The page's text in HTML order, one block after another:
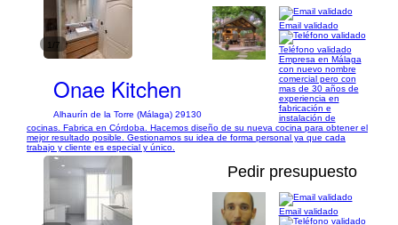
1/7
Onae Kitchen
Alhaurín de la Torre (Málaga) 29130
Email validado
Teléfono validado
Empresa en Málaga
con nuevo nombre
comercial pero con
mas de 30 años de
experiencia en
fabricación e
instalación de
cocinas. Fabrica en Córdoba. Hacemos diseño de su nueva cocina para obtener el
mejor resultado posible. Gestionamos su idea de forma personal ya que cada
trabajo y cliente es especial y único.
Pedir presupuesto
Email validado